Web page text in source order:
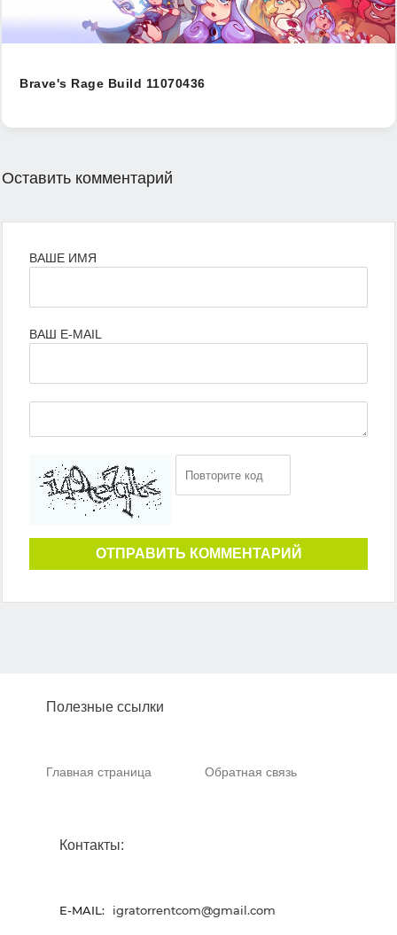
Brave's Rage Build 11070436
Оставить комментарий
ВАШЕ ИМЯ
ВАШ E-MAIL
ОТПРАВИТЬ КОММЕНТАРИЙ
Полезные ссылки
Главная страница Обратная связь
Контакты:
E-MAIL: igratorrentcom@gmail.com